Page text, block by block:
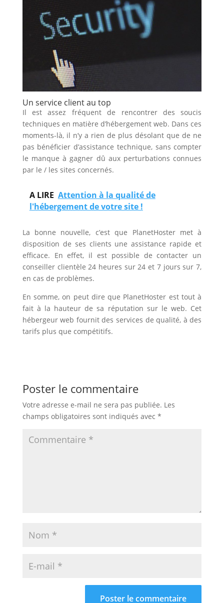
Un service client au top
Il est assez fréquent de rencontrer des soucis
techniques en matière d’hébergement web. Dans ces
moments-là, il n’y a rien de plus désolant que de ne
pas bénéficier d’assistance technique, sans compter
le manque à gagner dû aux perturbations connues
par le / les sites concernés.
A LIRE Attention à la qualité de
l'hébergement de votre site !
La bonne nouvelle, c’est que PlanetHoster met à
disposition de ses clients une assistance rapide et
efficace. En effet, il est possible de contacter un
conseiller clientèle 24 heures sur 24 et 7 jours sur 7,
en cas de problèmes.
En somme, on peut dire que PlanetHoster est tout à
fait à la hauteur de sa réputation sur le web. Cet
hébergeur web fournit des services de qualité, à des
tarifs plus que compétitifs.
Poster le commentaire
Votre adresse e-mail ne sera pas publiée. Les
champs obligatoires sont indiqués avec *